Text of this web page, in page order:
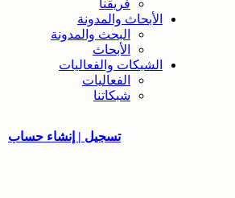
فريقنا
الأبحاث والمدونة
البحث والمدونة
الأبحاث
الشبكات والفعاليات
الفعاليات
شبكاتنا
تسجيل | إنشاء حساب